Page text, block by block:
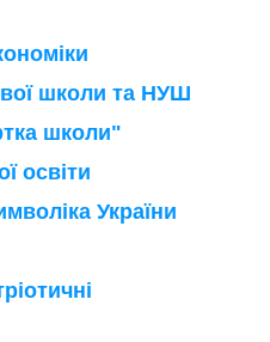
школи та НУШ
школи"
освіти
України